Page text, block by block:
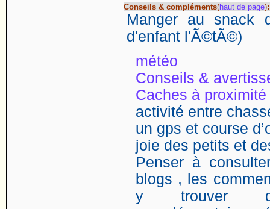
Conseils & compléments(haut de page):
Manger au snack
d'enfant l'Ã©tÃ©)
météo
Conseils &
Caches à proximité
activité entre
un gps et course
joie des petits et
Penser à
blogs , les
y trouver